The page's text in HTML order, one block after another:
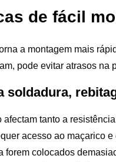
de fácil
a montagem mais
pode evitar atrasos na
soldadura,
afectam tanto a
acesso ao maçarico
forem colocados